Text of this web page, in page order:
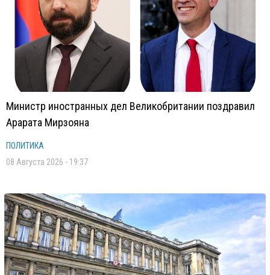
Министр иностранных дел Великобритании поздравил
Арарата Мирзояна
ПОЛИТИКА
08 Августа 2026 - 19:37